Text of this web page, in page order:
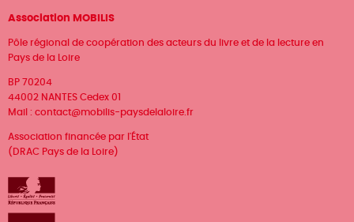
Association MOBILIS
Pôle régional de coopération des acteurs du livre et de la lecture en
Pays de la Loire
BP 70204
44002 NANTES Cedex 01
Mail : contact@mobilis-paysdelaloire.fr
Association financée par l'État
(DRAC Pays de la Loire)